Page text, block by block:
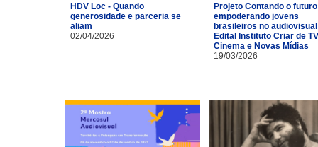
HDV Loc - Quando
generosidade e parceria se
aliam
02/04/2026
Projeto Contando o
empoderando jovens
brasileiros no
Edital Instituto Criar de
Cinema e Novas Mídias
19/03/2026